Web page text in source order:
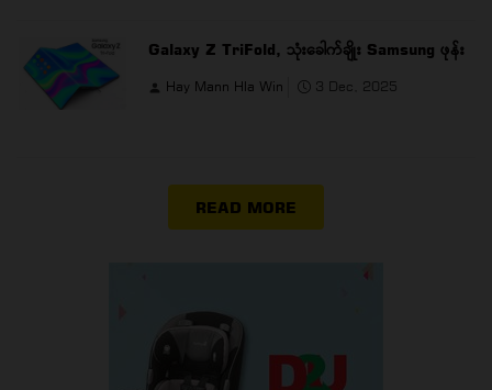
Galaxy Z TriFold, သုံးခေါက်ချိုး Samsung ဖုန်း
Hay Mann Hla Win 3 Dec, 2025
READ MORE